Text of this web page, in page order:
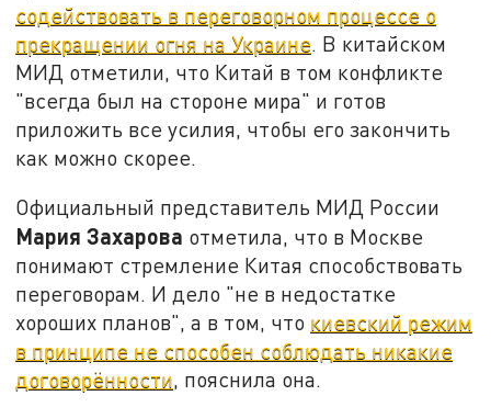
содействовать в переговорном процессе о
прекращении огня на Украине. В китайском
МИД отметили, что Китай в том конфликте
"всегда был на стороне мира" и готов
приложить все усилия, чтобы его закончить
как можно скорее.
Официальный представитель МИД России
Мария Захарова отметила, что в Москве
понимают стремление Китая способствовать
переговорам. И дело "не в недостатке
хороших планов", а в том, что киевский режим
в принципе не способен соблюдать никакие
договорённости, пояснила она.